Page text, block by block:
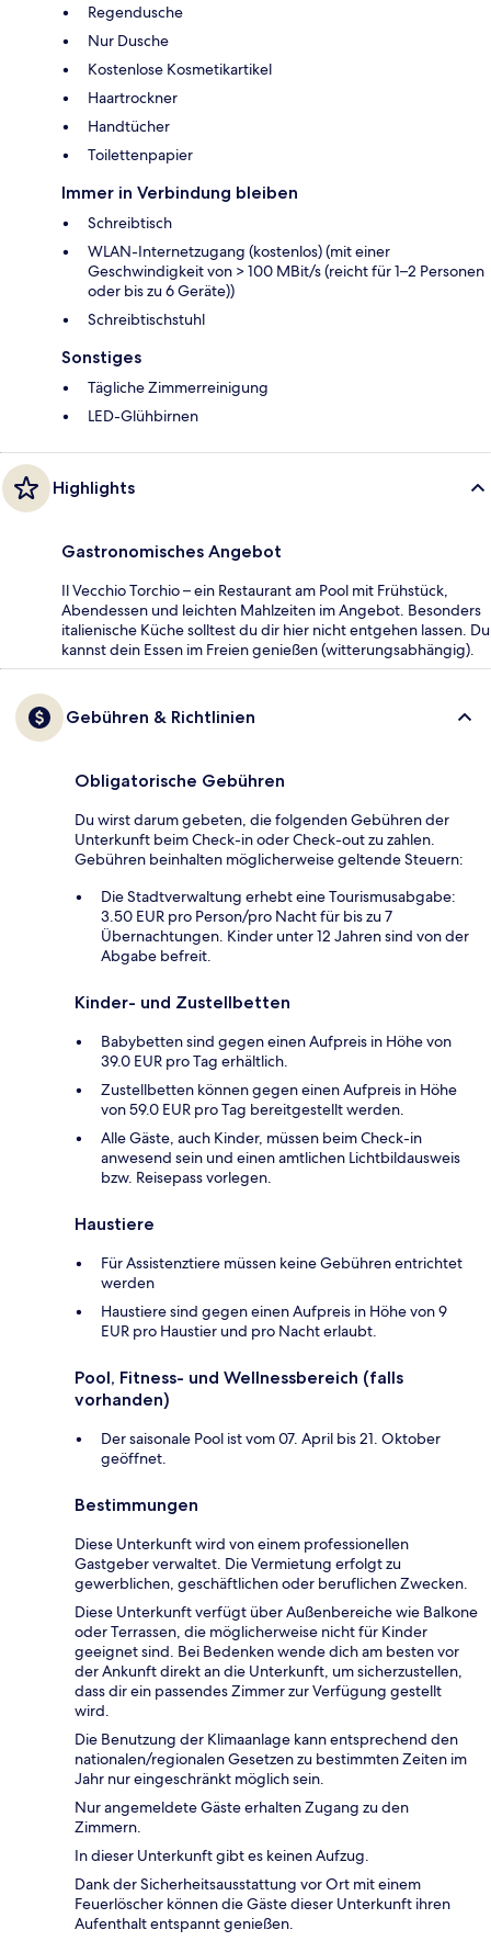
Regendusche
Nur Dusche
Kostenlose Kosmetikartikel
Haartrockner
Handtücher
Toilettenpapier
Immer in Verbindung bleiben
Schreibtisch
WLAN-Internetzugang (kostenlos) (mit einer
Geschwindigkeit von > 100 MBit/s (reicht für 1–2 Personen
oder bis zu 6 Geräte))
Schreibtischstuhl
Sonstiges
Tägliche Zimmerreinigung
LED-Glühbirnen
Highlights
Gastronomisches Angebot
Il Vecchio Torchio – ein Restaurant am Pool mit Frühstück,
Abendessen und leichten Mahlzeiten im Angebot. Besonders
italienische Küche solltest du dir hier nicht entgehen lassen. Du
kannst dein Essen im Freien genießen (witterungsabhängig).
Gebühren & Richtlinien
Obligatorische Gebühren
Du wirst darum gebeten, die folgenden Gebühren der
Unterkunft beim Check-in oder Check-out zu zahlen.
Gebühren beinhalten möglicherweise geltende Steuern:
Die Stadtverwaltung erhebt eine Tourismusabgabe:
3.50 EUR pro Person/pro Nacht für bis zu 7
Übernachtungen. Kinder unter 12 Jahren sind von der
Abgabe befreit.
Kinder- und Zustellbetten
Babybetten sind gegen einen Aufpreis in Höhe von
39.0 EUR pro Tag erhältlich.
Zustellbetten können gegen einen Aufpreis in Höhe
von 59.0 EUR pro Tag bereitgestellt werden.
Alle Gäste, auch Kinder, müssen beim Check-in
anwesend sein und einen amtlichen Lichtbildausweis
bzw. Reisepass vorlegen.
Haustiere
Für Assistenztiere müssen keine Gebühren entrichtet
werden
Haustiere sind gegen einen Aufpreis in Höhe von 9
EUR pro Haustier und pro Nacht erlaubt.
Pool, Fitness- und Wellnessbereich (falls
vorhanden)
Der saisonale Pool ist vom 07. April bis 21. Oktober
geöffnet.
Bestimmungen
Diese Unterkunft wird von einem professionellen
Gastgeber verwaltet. Die Vermietung erfolgt zu
gewerblichen, geschäftlichen oder beruflichen Zwecken.
Diese Unterkunft verfügt über Außenbereiche wie Balkone
oder Terrassen, die möglicherweise nicht für Kinder
geeignet sind. Bei Bedenken wende dich am besten vor
der Ankunft direkt an die Unterkunft, um sicherzustellen,
dass dir ein passendes Zimmer zur Verfügung gestellt
wird.
Die Benutzung der Klimaanlage kann entsprechend den
nationalen/regionalen Gesetzen zu bestimmten Zeiten im
Jahr nur eingeschränkt möglich sein.
Nur angemeldete Gäste erhalten Zugang zu den
Zimmern.
In dieser Unterkunft gibt es keinen Aufzug.
Dank der Sicherheitsausstattung vor Ort mit einem
Feuerlöscher können die Gäste dieser Unterkunft ihren
Aufenthalt entspannt genießen.